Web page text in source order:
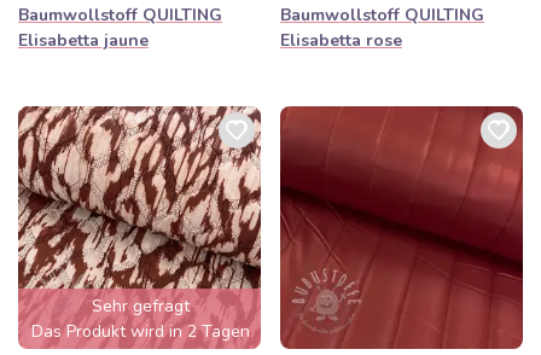
Baumwollstoff QUILTING
Elisabetta jaune
Baumwollstoff QUILTING
Elisabetta rose
Sehr gefragt
Das Produkt wird in 2 Tagen